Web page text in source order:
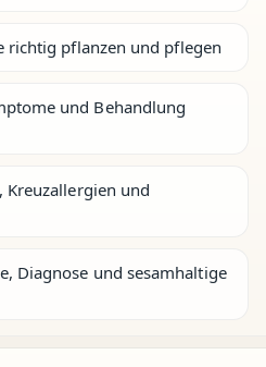
richtig pflanzen und pflegen
und Behandlung
Kreuzallergien und
Diagnose und sesamhaltige